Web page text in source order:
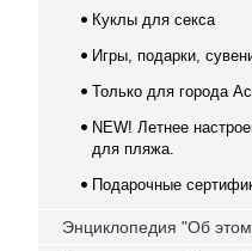
Куклы для секса
Игры, подарки,
Только для города
NEW! Летнее
для пляжа.
Подарочные
Энциклопедия "Об